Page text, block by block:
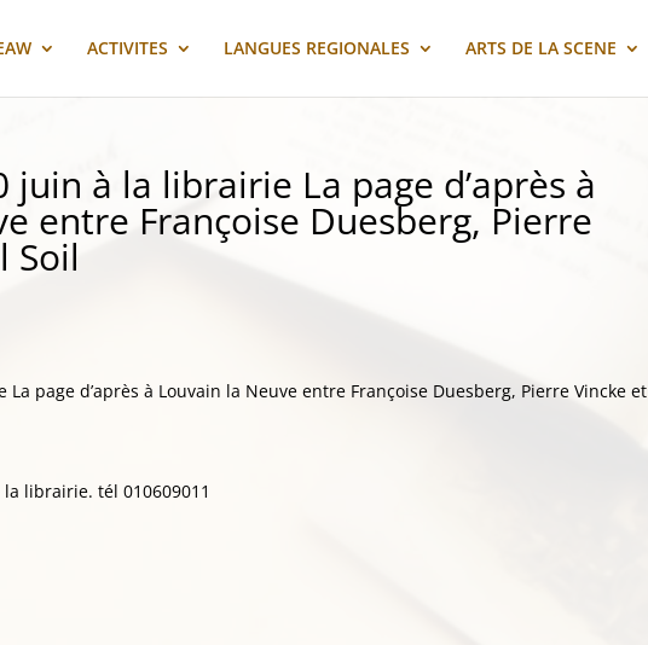
ACTIVITES LANGUES REGIONALES ARTS DE LA SCENE
juin à la librairie La page d’après à
entre Françoise Duesberg, Pierre
Soil
page d’après à Louvain la Neuve entre Françoise Duesberg, Pierre Vincke et
librairie. tél 010609011